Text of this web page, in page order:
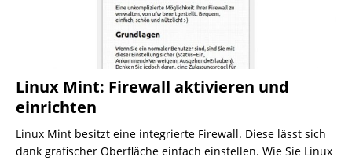
Linux Mint: Firewall aktivieren und
einrichten
Linux Mint besitzt eine integrierte Firewall. Diese lässt sich
dank grafischer Oberfläche einfach einstellen. Wie Sie Linux